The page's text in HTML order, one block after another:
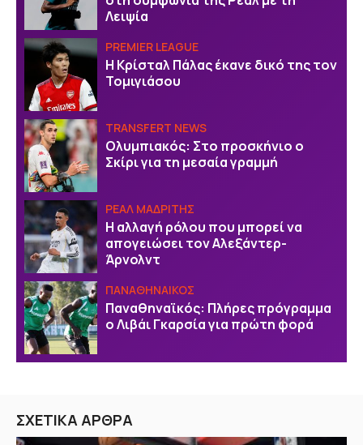
Λειψία
PREMIER LEAGUE
Η Κρίσταλ Πάλας έκανε δικό της τον
Τομιγιάσου
TRANSFERT NEWS
Ολυμπιακός: Στο προσκήνιο ο
Σκίρι για τη μεσαία γραμμή
ΡΕΑΛ ΜΑΔΡΙΤΗΣ
Η αλλαγή ρόλου που μπορεί να
απογειώσει τον Αλεξάντερ-
Άρνολντ
ΠΑΝΑΘΗΝΑΙΚΟΣ
Παναθηναϊκός: Πλήρες πρόγραμμα
ο Λιβάι Γκαρσία για πρώτη φορά
ΣΧΕΤΙΚΑ ΑΡΘΡΑ